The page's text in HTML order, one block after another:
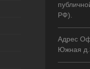
РФ).
Адрес
Южная